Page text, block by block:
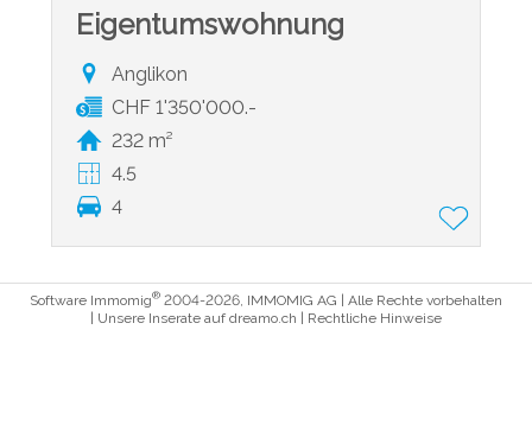
Eigentumswohnung
Anglikon
CHF 1'350'000.-
232 m²
4.5
4
Software Immomig® 2004-2026, IMMOMIG AG | Alle Rechte vorbehalten
| Unsere Inserate auf dreamo.ch Rechtliche Hinweise